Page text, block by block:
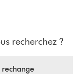
recherchez ?
rechange